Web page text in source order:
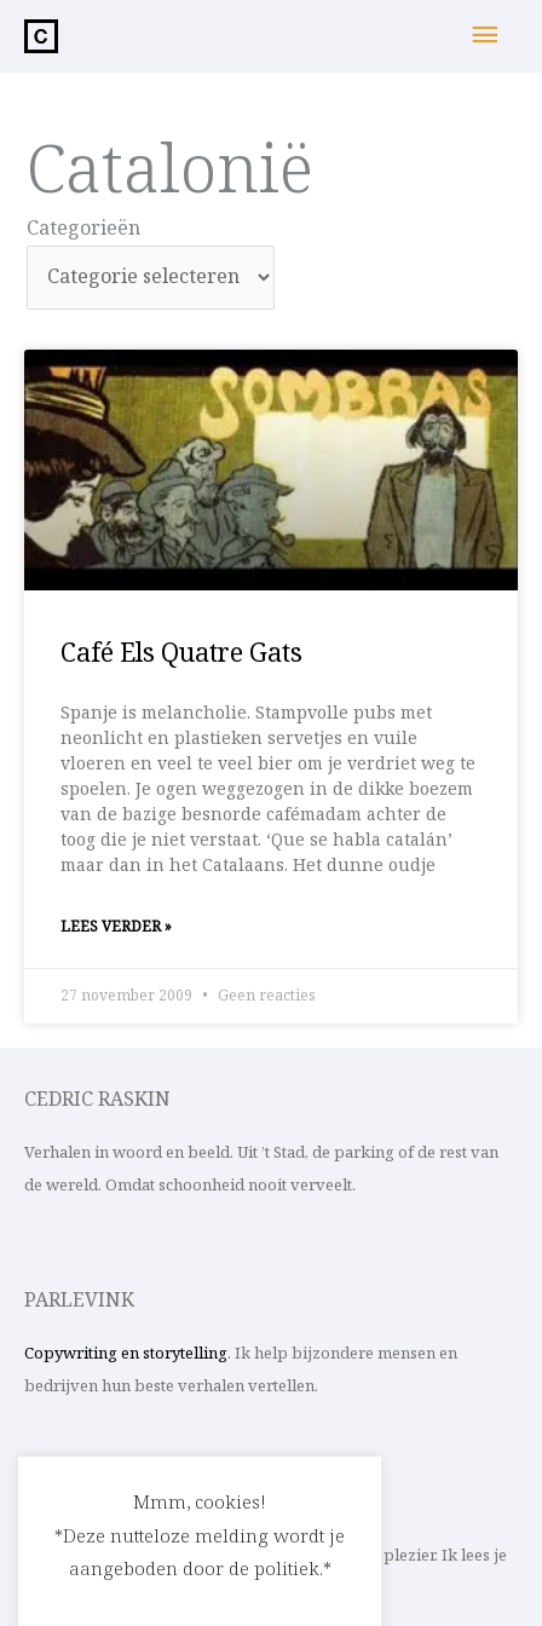
inhoud
Catalonië
Categorieën
Categorieën
Café Els Quatre Gats
Spanje is melancholie. Stampvolle pubs met
neonlicht en plastieken servetjes en vuile
vloeren en veel te veel bier om je verdriet weg te
spoelen. Je ogen weggezogen in de dikke boezem
van de bazige besnorde cafémadam achter de
toog die je niet verstaat. ‘Que se habla catalán’
maar dan in het Catalaans. Het dunne oudje
LEES VERDER »
27 november 2009 Geen reacties
CEDRIC RASKIN
Verhalen in woord en beeld. Uit ’t Stad, de parking of de rest van
de wereld. Omdat schoonheid nooit verveelt.
PARLEVINK
Copywriting en storytelling. Ik help bijzondere mensen en
bedrijven hun beste verhalen vertellen.
Schrijf ik straks mee aan jouw verhaal? Met veel plezier. Ik lees je
heel graag op
cedric@parlevink.be
Mmm, cookies!
*Deze nutteloze melding wordt je
aangeboden door de politiek.*